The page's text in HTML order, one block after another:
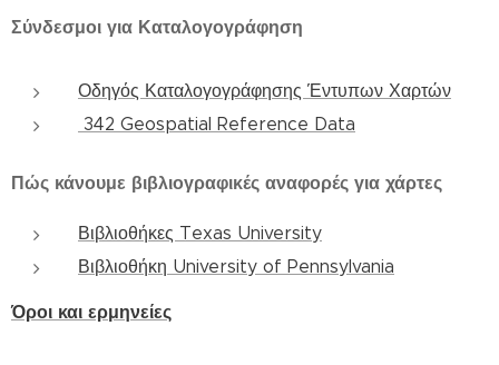
Σύνδεσμοι για Καταλογογράφηση
Οδηγός Καταλογογράφησης Έντυπων Χαρτών
342 Geospatial Reference Data
Πώς κάνουμε βιβλιογραφικές αναφορές για χάρτες
Βιβλιοθήκες Texas University
Βιβλιοθήκη University of Pennsylvania
Όροι και ερμηνείες